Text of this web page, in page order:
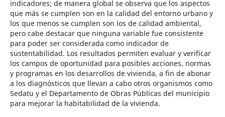
indicadores; de manera global se observa que los aspectos
que más se cumplen son en la calidad del entorno urbano y
los que menos se cumplen son los de calidad ambiental,
pero cabe destacar que ninguna variable fue consistente
para poder ser considerada como indicador de
sustentabilidad. Los resultados permiten evaluar y verificar
los campos de oportunidad para posibles acciones, normas
y programas en los desarrollos de vivienda, a fin de abonar
a los diagnósticos que llevan a cabo otros organismos como
Sedatu y el Departamento de Obras Públicas del municipio
para mejorar la habitabilidad de la vivienda.